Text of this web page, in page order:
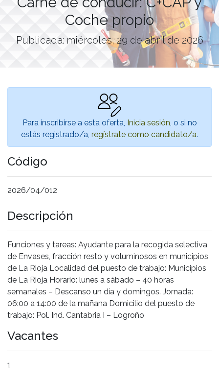
Coche propio
Publicada: miércoles, 29 de abril de 2026
Para inscribirse a esta oferta, Inicia sesión , o si no
estás registrado/a, regístrate como candidato/a.
Código
2026/04/012
Descripción
Funciones y tareas: Ayudante para la recogida selectiva
de Envases, fracción resto y voluminosos en municipios
de La Rioja Localidad del puesto de trabajo: Municipios
de La Rioja Horario: lunes a sábado – 40 horas
semanales – Descanso un día y domingos. Jornada:
06:00 a 14:00 de la mañana Domicilio del puesto de
trabajo: Pol. Ind. Cantabria I – Logroño
Vacantes
1